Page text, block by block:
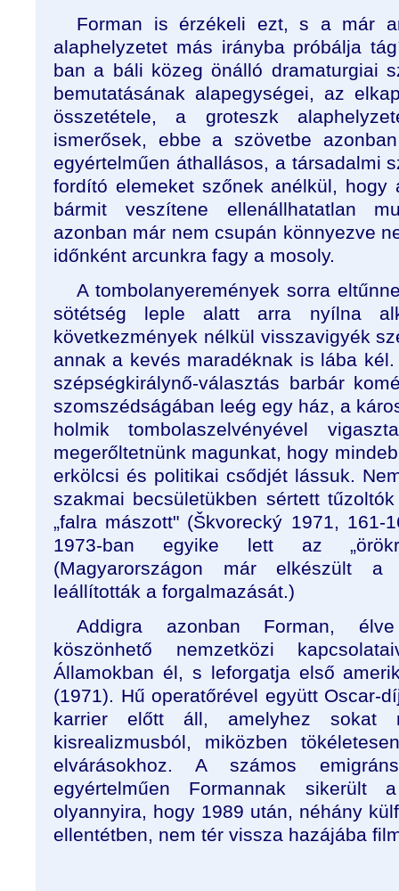
Forman is érzékeli ezt, s a már
alaphelyzetet más irányba próbálja
ban a báli közeg önálló dramaturgiai
bemutatásának alapegységei, az
összetétele, a groteszk
ismerősek, ebbe a szövetbe
egyértelműen áthallásos, a társadalmi
fordító elemeket szőnek anélkül,
bármit veszítene ellenállhatatlan
azonban már nem csupán könnyezve
időnként arcunkra fagy a mosoly.
A tombolanyeremények sorra
sötétség leple alatt arra nyílna
következmények nélkül visszavigyék
annak a kevés maradéknak is lába
szépségkirálynő-választás barbár
szomszédságában leég egy ház, a
holmik tombolaszelvényével
megerőltetnünk magunkat, hogy
erkölcsi és politikai csődjét lássuk.
szakmai becsületükben sértett
„falra mászott" (Škvorecký 1971,
1973-ban egyike lett az
(Magyarországon már elkészült
leállították a forgalmazását.)
Addigra azonban Forman, élve
köszönhető nemzetközi
Államokban él, s leforgatja első
(1971). Hű operatőrével együtt Oscar-
karrier előtt áll, amelyhez sokat
kisrealizmusból, miközben
elvárásokhoz. A számos
egyértelműen Formannak
olyannyira, hogy 1989 után, néhány
ellentétben, nem tér vissza hazájába